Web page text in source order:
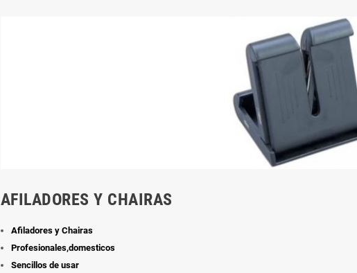
AFILADORES Y CHAIRAS
Afiladores y Chairas
Profesionales,domesticos
Sencillos de usar